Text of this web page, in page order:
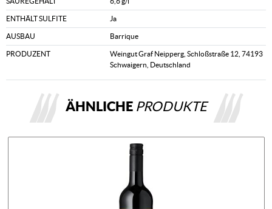
ENTHÄLT SULFITE Ja
AUSBAU Barrique
PRODUZENT
Weingut Graf Neipperg, Schloßstraße 12, 74193
Schwaigern, Deutschland
ÄHNLICHE PRODUKTE